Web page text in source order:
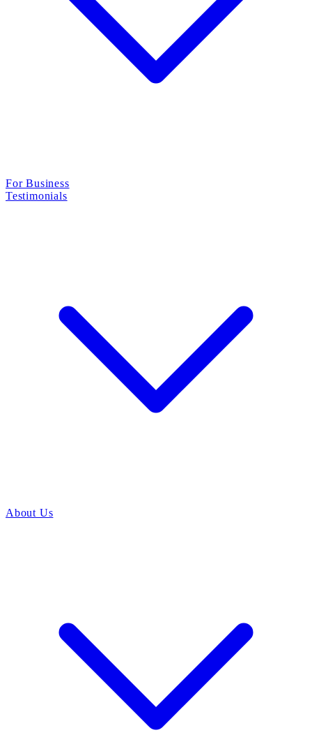
For Business
Testimonials
About Us